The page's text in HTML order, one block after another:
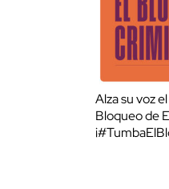
Alza su voz
Bloqueo de